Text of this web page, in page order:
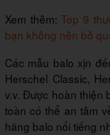
Xem thêm:Top 9
bạn không nên bỏ
Các mẫu balo xịn
Herschel Classic,
v.v. Được hoàn thiện
toàn có thể an tâm
hãng balo nổi tiếng